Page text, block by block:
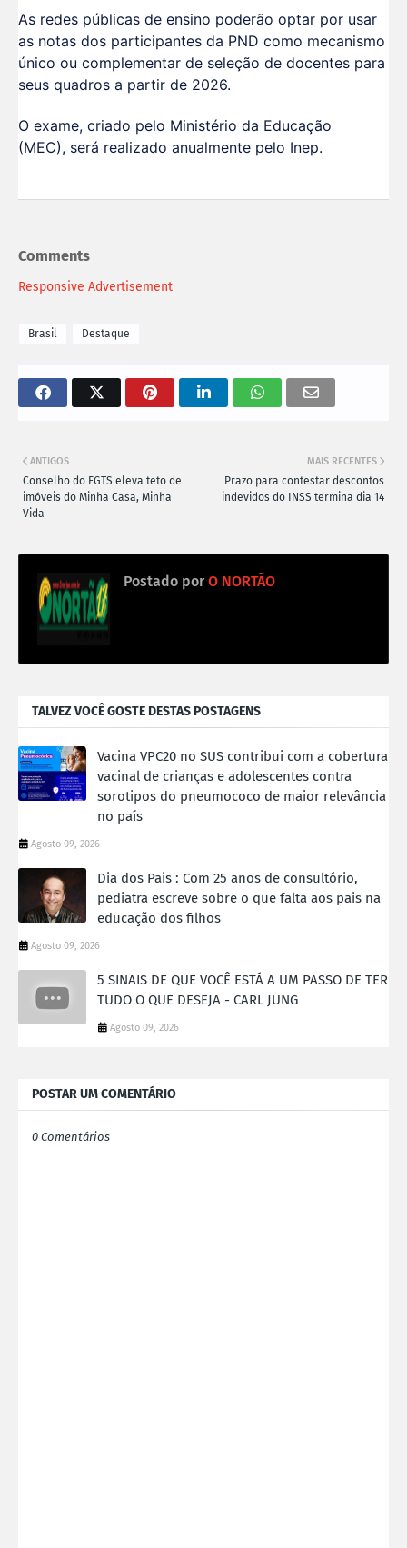
As redes públicas de ensino poderão optar por usar
as notas dos participantes da PND como mecanismo
único ou complementar de seleção de docentes para
seus quadros a partir de 2026.
O exame, criado pelo Ministério da Educação
(MEC), será realizado anualmente pelo Inep.
Comments
Responsive Advertisement
Brasil Destaque
MAIS RECENTES
Prazo para contestar descontos
indevidos do INSS ​termina dia 14
ANTIGOS
Conselho do FGTS eleva teto de
imóveis do Minha Casa, Minha
Vida
Postado por O NORTÃO
TALVEZ VOCÊ GOSTE DESTAS POSTAGENS
Vacina VPC20 no SUS contribui com a cobertura
vacinal de crianças e adolescentes contra
sorotipos do pneumococo de maior relevância
no país
Agosto 09, 2026
Dia dos Pais : Com 25 anos de consultório,
pediatra escreve sobre o que falta aos pais na
educação dos filhos
Agosto 09, 2026
5 SINAIS DE QUE VOCÊ ESTÁ A UM PASSO DE TER
TUDO O QUE DESEJA - CARL JUNG
Agosto 09, 2026
POSTAR UM COMENTÁRIO
0 Comentários